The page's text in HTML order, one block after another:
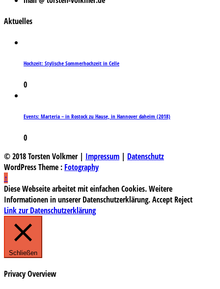
Aktuelles
Hochzeit: Stylische Sommerhochzeit in Celle
0
Events: Marteria – in Rostock zu Hause, in Hannover daheim (2018)
0
© 2018 Torsten Volkmer | Impressum | Datenschutz
WordPress Theme : Fotography
↑
Diese Webseite arbeitet mit einfachen Cookies. Weitere
Informationen in unserer Datenschutzerklärung.Accept Reject
Link zur Datenschutzerklärung
Schließen
Privacy Overview